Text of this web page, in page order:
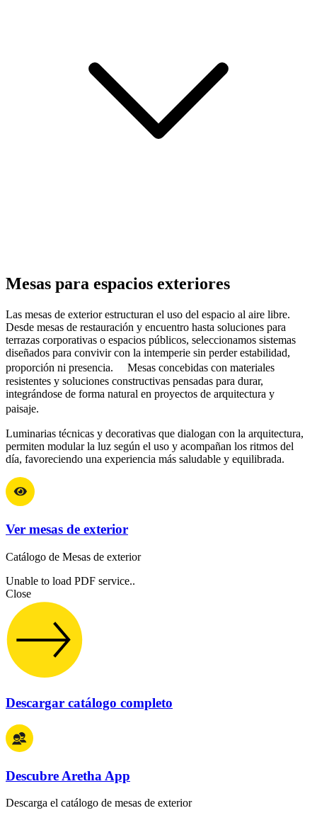
Mesas para espacios exteriores
Las mesas de exterior estructuran el uso del espacio al aire libre.
Desde mesas de restauración y encuentro hasta soluciones para
terrazas corporativas o espacios públicos, seleccionamos sistemas
diseñados para convivir con la intemperie sin perder estabilidad,
proporción ni presencia. Mesas concebidas con materiales
resistentes y soluciones constructivas pensadas para durar,
integrándose de forma natural en proyectos de arquitectura y
paisaje.
Luminarias técnicas y decorativas que dialogan con la arquitectura,
permiten modular la luz según el uso y acompañan los ritmos del
día, favoreciendo una experiencia más saludable y equilibrada.
Ver mesas de exterior
Catálogo de Mesas de exterior
Unable to load PDF service..
Close
Descargar catálogo completo
Descubre Aretha App
Descarga el catálogo de mesas de exterior